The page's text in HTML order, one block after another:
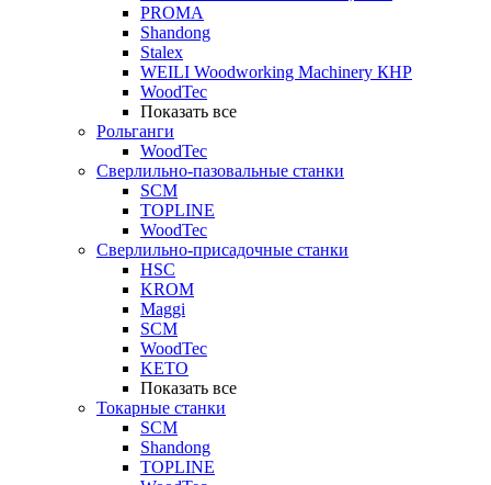
PROMA
Shandong
Stalex
WEILI Woodworking Machinery КНР
WoodTec
Показать все
Рольганги
WoodTec
Сверлильно-пазовальные станки
SCM
TOPLINE
WoodTec
Сверлильно-присадочные станки
HSC
KROM
Maggi
SCM
WoodTec
KETO
Показать все
Токарные станки
SCM
Shandong
TOPLINE